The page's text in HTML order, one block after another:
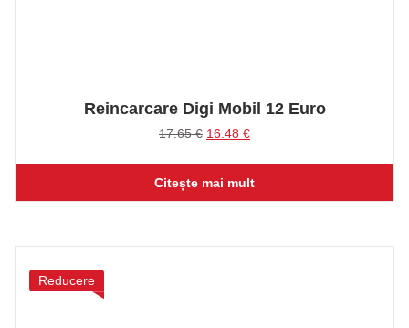
Reincarcare Digi Mobil 12 Euro
17.65€ Prețul
a
fost:
17.65 €.
16.48 €Prețul
este:
16.48 €.
Citește mai mult
Reducere